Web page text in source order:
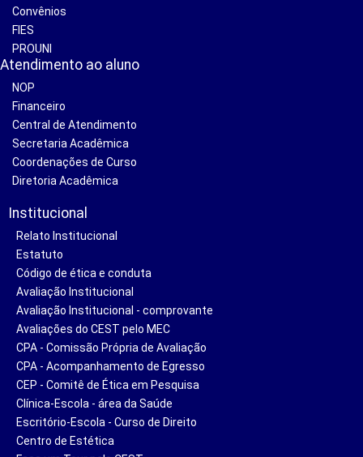
Convênios
FIES
PROUNI
Atendimento ao aluno
NOP
Financeiro
Central de Atendimento
Secretaria Acadêmica
Coordenações de Curso
Diretoria Acadêmica
Institucional
Relato Institucional
Estatuto
Código de ética e conduta
Avaliação Institucional
Avaliação Institucional - comprovante
Avaliações do CEST pelo MEC
CPA - Comissão Própria de Avaliação
CPA - Acompanhamento de Egresso
CEP - Comitê de Ética em Pesquisa
Clínica-Escola - área da Saúde
Escritório-Escola - Curso de Direito
Centro de Estética